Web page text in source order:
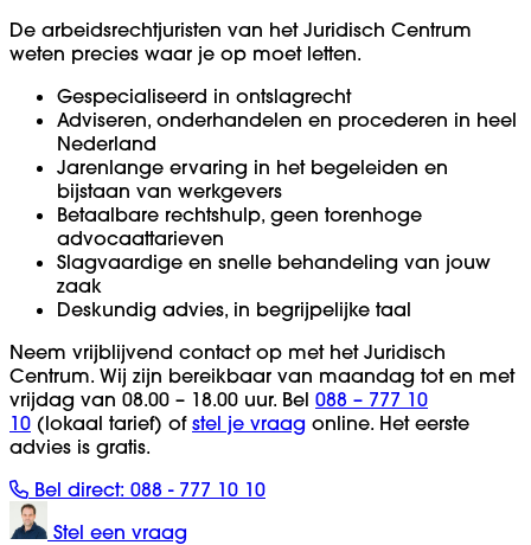
De arbeidsrechtjuristen van het Juridisch Centrum
weten precies waar je op moet letten.
Gespecialiseerd in ontslagrecht
Adviseren, onderhandelen en procederen in heel
Nederland
Jarenlange ervaring in het begeleiden en
bijstaan van werkgevers
Betaalbare rechtshulp, geen torenhoge
advocaattarieven
Slagvaardige en snelle behandeling van jouw
zaak
Deskundig advies, in begrijpelijke taal
Neem vrijblijvend contact op met het Juridisch
Centrum. Wij zijn bereikbaar van maandag tot en met
vrijdag van 08.00 – 18.00 uur. Bel 088 – 777 10
10 (lokaal tarief) of stel je vraag online. Het eerste
advies is gratis.
Bel direct: 088 - 777 10 10
Stel een vraag